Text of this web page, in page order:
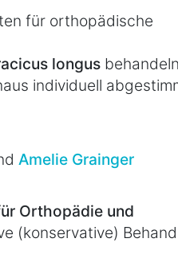
für orthopädische
longus
individuell
Amelie Grainger
Orthopädie und
(konservative)